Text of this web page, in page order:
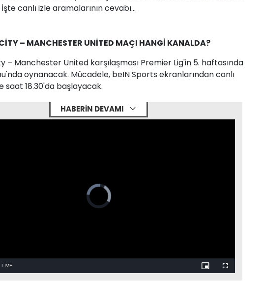
canlı izle aramalarının cevabı...
– MANCHESTER UNİTED MAÇI HANGİ KANALDA?
– Manchester United karşılaşması Premier Lig'in 5. haftasında
oynanacak. Mücadele, beIN Sports ekranlarından canlı
saat 18.30'da başlayacak.
HABERİN DEVAMI
Stream